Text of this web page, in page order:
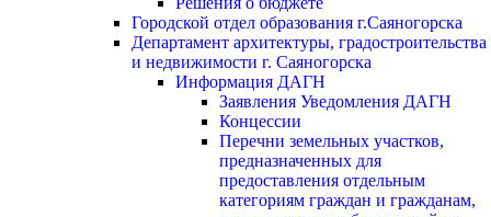
Городской отдел образования г.Саяногорска
Департамент архитектуры, градостроительства
и недвижимости г. Саяногорска
Информация ДАГН
Заявления Уведомления ДАГН
Концессии
Перечни земельных участков,
предназначенных для
предоставления отдельным
категориям граждан и гражданам,